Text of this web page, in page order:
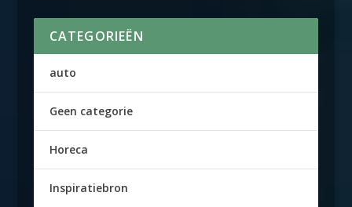
CATEGORIEËN
auto
Geen categorie
Horeca
Inspiratiebron